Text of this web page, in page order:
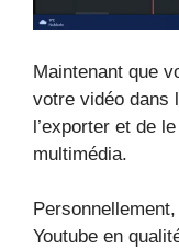
Maintenant que
votre vidéo dans
l’exporter et de
multimédia.
Youtube en